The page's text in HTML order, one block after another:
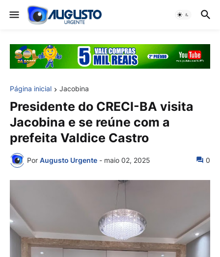
Página inicial Jacobina
Presidente do CRECI-BA visita
Jacobina e se reúne com a
prefeita Valdice Castro
Por Augusto Urgente - maio 02, 2025 0